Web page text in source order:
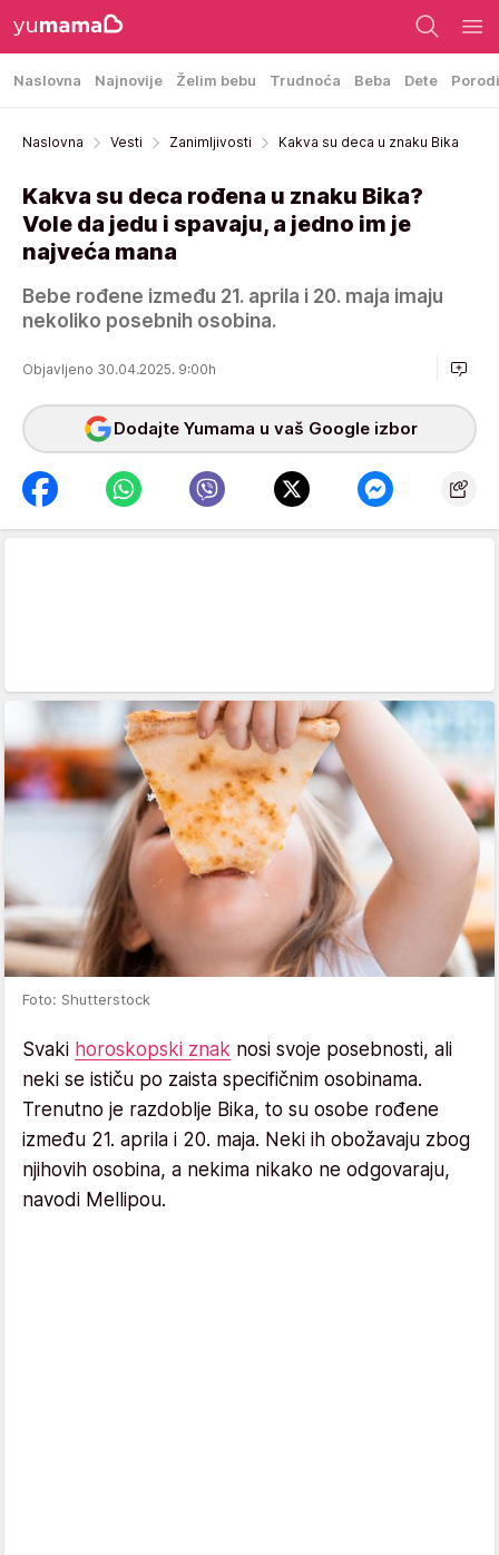
Naslovna Najnovije Želim bebu Trudnoća Beba Dete
Naslovna Vesti Zanimljivosti Kakva su deca u znaku Bika
Kakva su deca rođena u znaku Bika?
Vole da jedu i spavaju, a jedno im je
najveća mana
Bebe rođene između 21. aprila i 20. maja imaju
nekoliko posebnih osobina.
Objavljeno 30.04.2025. 9:00h
Dodajte Yumama u vaš Google izbor
Foto: Shutterstock
Svaki horoskopski znak nosi svoje posebnosti, ali
neki se ističu po zaista specifičnim osobinama.
Trenutno je razdoblje Bika, to su osobe rođene
između 21. aprila i 20. maja. Neki ih obožavaju zbog
njihovih osobina, a nekima nikako ne odgovaraju,
navodi Mellipou.